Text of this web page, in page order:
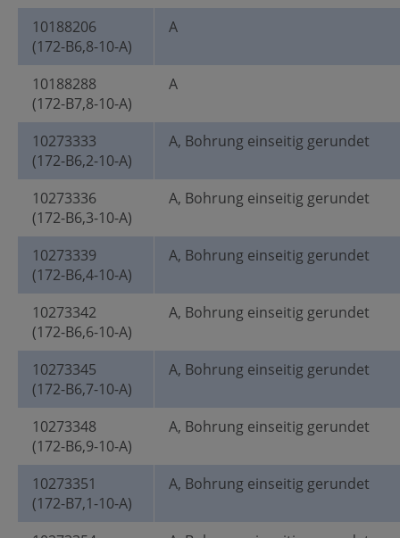
10188206
(172-B6,8-10-A)
A
10188288
(172-B7,8-10-A)
A
10273333
(172-B6,2-10-A)
A, Bohrung einseitig gerundet
10273336
(172-B6,3-10-A)
A, Bohrung einseitig gerundet
10273339
(172-B6,4-10-A)
A, Bohrung einseitig gerundet
10273342
(172-B6,6-10-A)
A, Bohrung einseitig gerundet
10273345
(172-B6,7-10-A)
A, Bohrung einseitig gerundet
10273348
(172-B6,9-10-A)
A, Bohrung einseitig gerundet
10273351
(172-B7,1-10-A)
A, Bohrung einseitig gerundet